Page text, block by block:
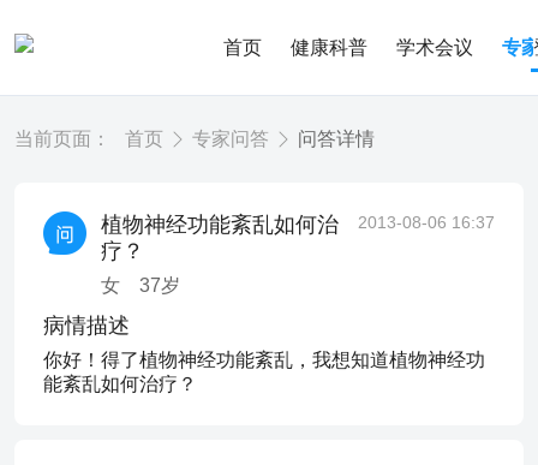
首页 健康科普 学术会议 专
当前页面： 首页 专家问答 问答详情
植物神经功能紊乱如何治
疗？
女 37岁
2013-08-06 16:37
病情描述
你好！得了植物神经功能紊乱，我想知道植物神经功
能紊乱如何治疗？